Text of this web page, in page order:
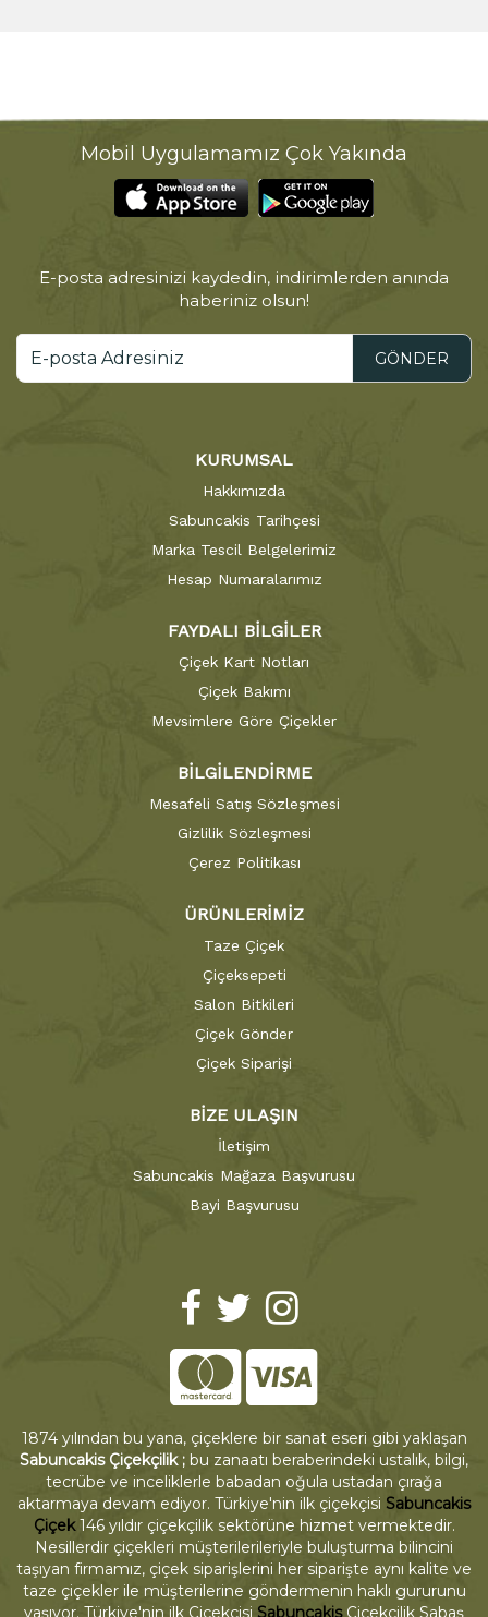
Mobil Uygulamamız Çok Yakında
E-posta adresinizi kaydedin, indirimlerden anında
haberiniz olsun!
GÖNDER
KURUMSAL
Hakkımızda
Sabuncakis Tarihçesi
Marka Tescil Belgelerimiz
Hesap Numaralarımız
FAYDALI BİLGİLER
Çiçek Kart Notları
Çiçek Bakımı
Mevsimlere Göre Çiçekler
BİLGİLENDİRME
Mesafeli Satış Sözleşmesi
Gizlilik Sözleşmesi
Çerez Politikası
ÜRÜNLERİMİZ
Taze Çiçek
Çiçeksepeti
Salon Bitkileri
Çiçek Gönder
Çiçek Siparişi
BİZE ULAŞIN
İletişim
Sabuncakis Mağaza Başvurusu
Bayi Başvurusu
1874 yılından bu yana, çiçeklere bir sanat eseri gibi yaklaşan
Sabuncakis Çiçekçilik ; bu zanaatı beraberindeki ustalık, bilgi,
tecrübe ve inceliklerle babadan oğula ustadan çırağa
aktarmaya devam ediyor. Türkiye'nin ilk çiçekçisi Sabuncakis
Çiçek146 yıldır çiçekçilik sektörüne hizmet vermektedir.
Nesillerdir çiçekleri müşterilerileriyle buluşturma bilincini
taşıyan firmamız, çiçek siparişlerini her siparişte aynı kalite ve
taze çiçekler ile müşterilerine göndermenin haklı gururunu
yaşıyor. Türkiye'nin ilk Çiçekçisi SabuncakisÇiçekçilik Sabaş